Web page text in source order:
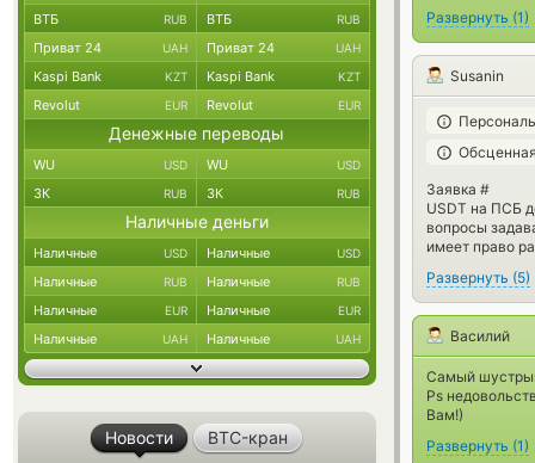
Развернуть (1)
Susanin
Заявка #
USDT на ПСБ
вопросы
имеет право
Развернуть (5)
Василий
Самый
Ps
Вам!)
Развернуть (1)
ВТБ RUB ВТБ RUB
Приват 24 UAH Приват 24 UAH
Kaspi Bank KZT Kaspi Bank KZT
Revolut EUR Revolut EUR
Денежные переводы
WU USD WU USD
ЗК RUB ЗК RUB
Наличные деньги
Наличные USD Наличные USD
Наличные RUB Наличные RUB
Наличные EUR Наличные EUR
Наличные UAH Наличные UAH
Новости BTC-кран